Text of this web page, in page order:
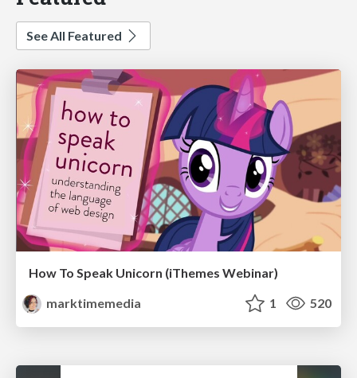
See All Featured
How To Speak Unicorn (iThemes Webinar)
marktimemedia
1 520